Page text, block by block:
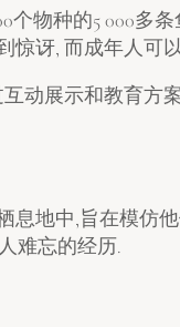
物种的5 000多
讶, 而成年人可
动展示和教育方
地中,旨在模仿
难忘的经历.